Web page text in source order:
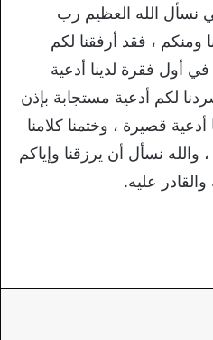
نسأل الله العظيم رب
ومنكم ، فقد أرفقنا لكم
أول فقرة لدينا أدعية
لكم أدعية مستجابة بإذن
قصيرة ، وختمنا كلامنا
نسأل أن يرزقنا وإياكم
عليه.